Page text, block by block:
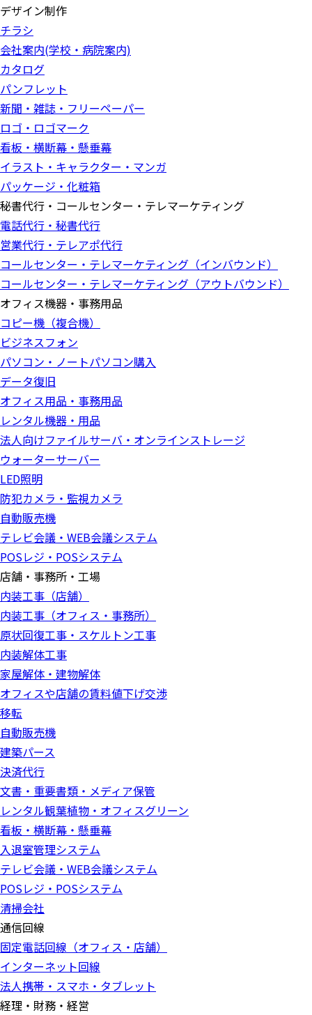
デザイン制作
チラシ
会社案内(学校・病院案内)
カタログ
パンフレット
新聞・雑誌・フリーペーパー
ロゴ・ロゴマーク
看板・横断幕・懸垂幕
イラスト・キャラクター・マンガ
パッケージ・化粧箱
秘書代行・コールセンター・テレマーケティング
電話代行・秘書代行
営業代行・テレアポ代行
コールセンター・テレマーケティング（インバウンド）
コールセンター・テレマーケティング（アウトバウンド）
オフィス機器・事務用品
コピー機（複合機）
ビジネスフォン
パソコン・ノートパソコン購入
データ復旧
オフィス用品・事務用品
レンタル機器・用品
法人向けファイルサーバ・オンラインストレージ
ウォーターサーバー
LED照明
防犯カメラ・監視カメラ
自動販売機
テレビ会議・WEB会議システム
POSレジ・POSシステム
店舗・事務所・工場
内装工事（店舗）
内装工事（オフィス・事務所）
原状回復工事・スケルトン工事
内装解体工事
家屋解体・建物解体
オフィスや店舗の賃料値下げ交渉
移転
自動販売機
建築パース
決済代行
文書・重要書類・メディア保管
レンタル観葉植物・オフィスグリーン
看板・横断幕・懸垂幕
入退室管理システム
テレビ会議・WEB会議システム
POSレジ・POSシステム
清掃会社
通信回線
固定電話回線（オフィス・店舗）
インターネット回線
法人携帯・スマホ・タブレット
経理・財務・経営